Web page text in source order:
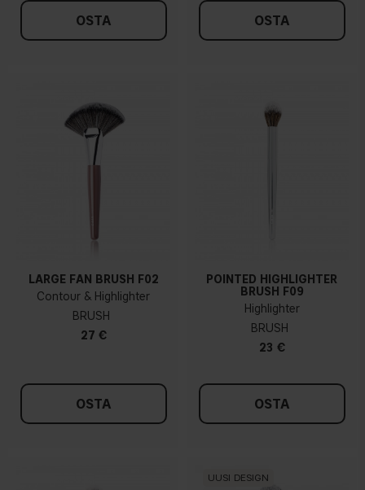
OSTA OSTA
LARGE FAN BRUSH F02
Contour & Highlighter
BRUSH
27 €
OSTA
POINTED HIGHLIGHTER
BRUSH F09
Highlighter
BRUSH
23 €
OSTA
UUSI DESIGN